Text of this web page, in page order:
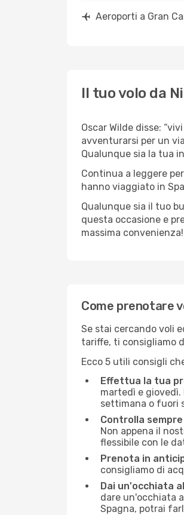
Aeroporti a Gran
Il tuo volo da
Oscar Wilde disse:
avventurarsi per un
Qualunque sia la tua
Continua a leggere
hanno viaggiato in
Qualunque sia il tuo
questa occasione e
massima convenienza!
Come prenotare
Se stai cercando voli
tariffe, ti consigliamo
Ecco 5 utili consigli
Effettua la tua
martedì e
settimana o fuori
Controlla
Non appena il
flessibile con le
Prenota in
consigliamo di
Dai un'occhiata
dare un'occhiata
Spagna, potrai